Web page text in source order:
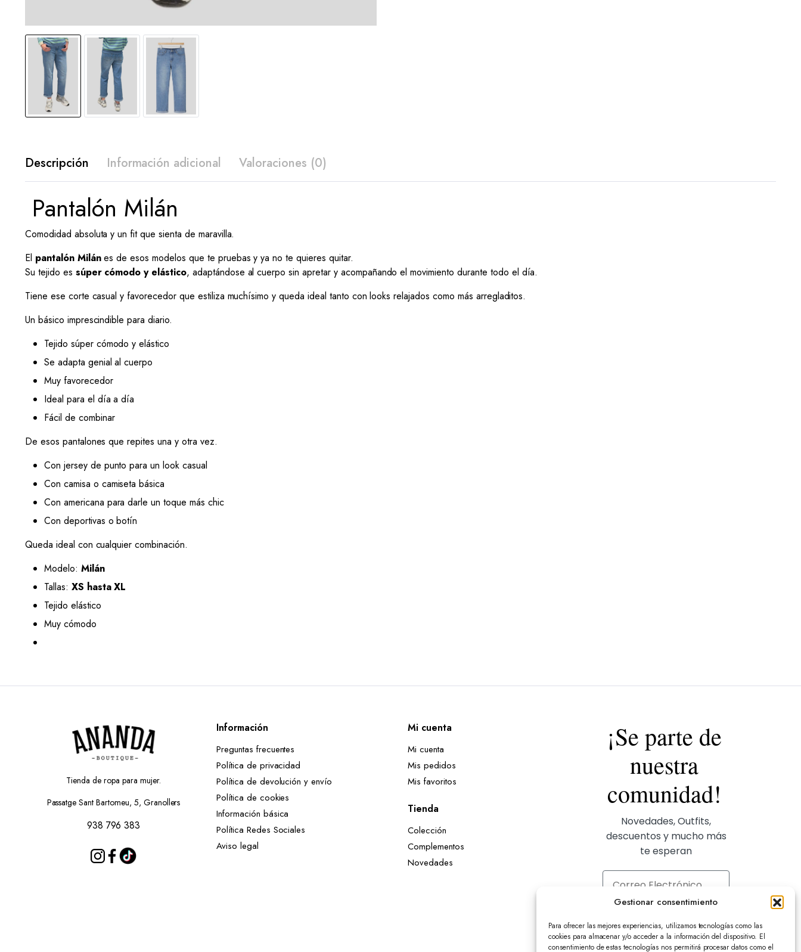
Gestionar consentimiento
Para ofrecer las mejores experiencias, utilizamos tecnologías como las
cookies para almacenar y/o acceder a la información del dispositivo. El
consentimiento de estas tecnologías nos permitirá procesar datos como el
Descripción Información adicional Valoraciones (0)
Pantalón Milán
Comodidad absoluta y un fit que sienta de maravilla.
El pantalón Milánes de esos modelos que te pruebas y ya no te quieres quitar.
Su tejido es súper cómodo y elástico, adaptándose al cuerpo sin apretar y acompañando el movimiento durante todo el día.
Tiene ese corte casual y favorecedor que estiliza muchísimo y queda ideal tanto con looks relajados como más arregladitos.
Un básico imprescindible para diario.
Tejido súper cómodo y elástico
Se adapta genial al cuerpo
Muy favorecedor
Ideal para el día a día
Fácil de combinar
De esos pantalones que repites una y otra vez.
Con jersey de punto para un look casual
Con camisa o camiseta básica
Con americana para darle un toque más chic
Con deportivas o botín
Queda ideal con cualquier combinación.
Modelo: Milán
Tallas: XS hasta XL
Tejido elástico
Muy cómodo
Tienda de ropa para mujer.
Passatge Sant Bartomeu, 5, Granollers
938 796 383
Información
Preguntas frecuentes
Política de privacidad
Política de devolución y envío
Política de cookies
Información básica
Política Redes Sociales
Aviso legal
Mi cuenta
Mi cuenta
Mis pedidos
Mis favoritos
Tienda
Colección
Complementos
Novedades
¡Se parte de
nuestra
comunidad!
Novedades, Outfits,
descuentos y mucho más
te esperan
Correo Electrónico
Suscríbete aquí